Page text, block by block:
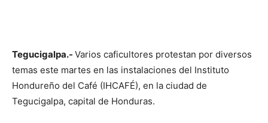
Tegucigalpa.- Varios caficultores protestan por diversos
temas este martes en las instalaciones del Instituto
Hondureño del Café (IHCAFÉ), en la ciudad de
Tegucigalpa, capital de Honduras.